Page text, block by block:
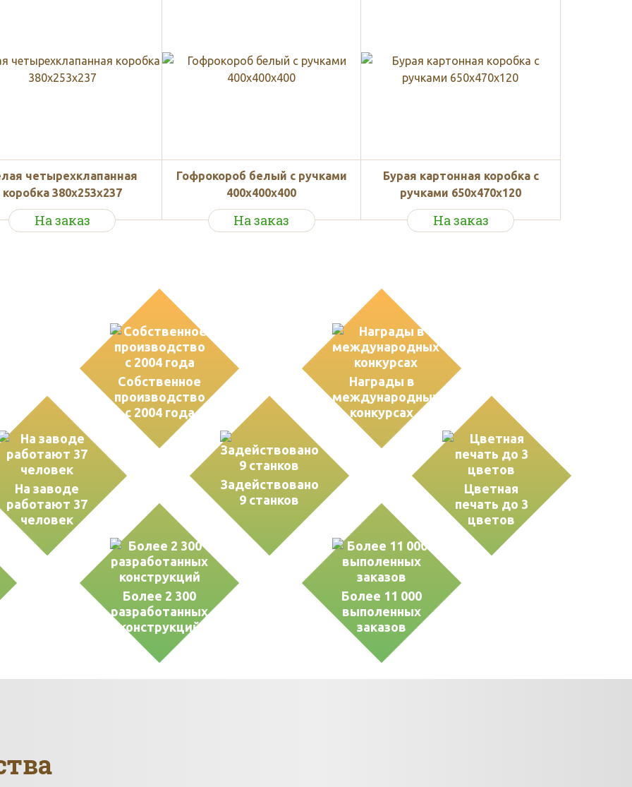
четырехклапанная
коробка 380х253х237
На заказ
Гофрокороб белый с ручками
400х400х400
На заказ
Бурая картонная коробка с
ручками 650x470x120
На заказ
Собственное
производство
с 2004 года
Награды в
международных
конкурсах
На заводе
работают 37
человек
Задействовано
9 станков
Цветная
печать до 3
цветов
Более 2 300
разработанных
конструкций
Более 11 000
выполенных
заказов